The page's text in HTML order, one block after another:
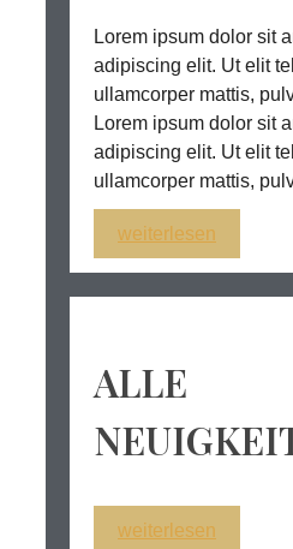
Lorem ipsum dolor sit
adipiscing elit. Ut elit
ullamcorper mattis,
Lorem ipsum dolor sit
adipiscing elit. Ut elit
ullamcorper mattis,
weiterlesen
ALLE
weiterlesen